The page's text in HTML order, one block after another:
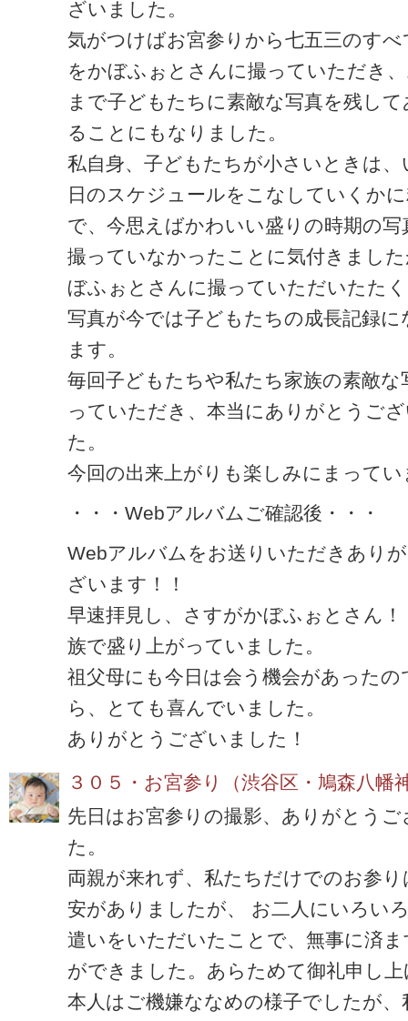
ざいました。
気がつけばお宮参りから七五三のすべ
をかぼふぉとさんに撮っていただき
まで子どもたちに素敵な写真を残し
ることにもなりました。
私自身、子どもたちが小さいときは、
日のスケジュールをこなしていくか
で、今思えばかわいい盛りの時期の写
撮っていなかったことに気付きまし
ぼふぉとさんに撮っていただいたた
写真が今では子どもたちの成長記録に
ます。
毎回子どもたちや私たち家族の素敵な
っていただき、本当にありがとうご
た。
今回の出来上がりも楽しみにまってい
・・・Webアルバムご確認後・・・
Webアルバムをお送りいただきあり
ざいます！！
早速拝見し、さすがかぼふぉとさん！
族で盛り上がっていました。
祖父母にも今日は会う機会があったの
ら、とても喜んでいました。
ありがとうございました！
３０５・お宮参り（渋谷区・鳩森八幡
先日はお宮参りの撮影、ありがとう
た。
両親が来れず、私たちだけでのお参り
安がありましたが、 お二人にいろい
遣いをいただいたことで、無事に済
ができました。あらためて御礼申し
本人はご機嫌ななめの様子でしたが、